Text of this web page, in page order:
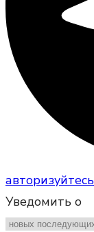
авторизуйтесь
Уведомить о